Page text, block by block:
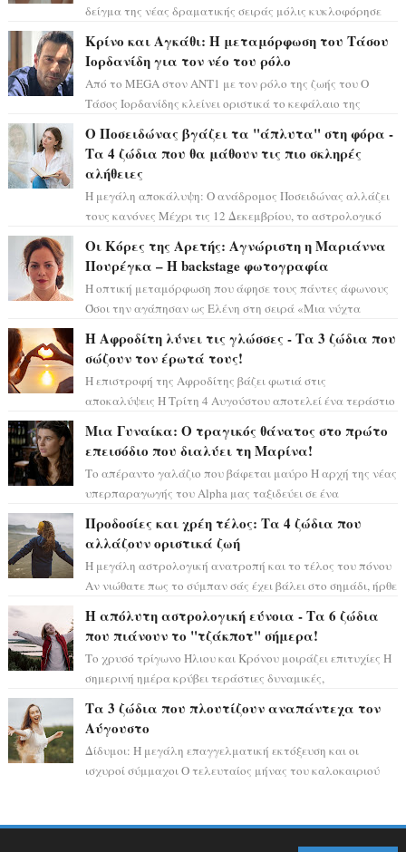
δείγμα της νέας δραματικής σειράς μόλις κυκλοφόρησε
Κρίνο και Αγκάθι: Η μεταμόρφωση του Τάσου
Ιορδανίδη για τον νέο του ρόλο
Από το MEGA στον ΑΝΤ1 με τον ρόλο της ζωής του Ο
Τάσος Ιορδανίδης κλείνει οριστικά το κεφάλαιο της
Ο Ποσειδώνας βγάζει τα "άπλυτα" στη φόρα -
Τα 4 ζώδια που θα μάθουν τις πιο σκληρές
αλήθειες
Η μεγάλη αποκάλυψη: Ο ανάδρομος Ποσειδώνας αλλάζει
τους κανόνες Μέχρι τις 12 Δεκεμβρίου, το αστρολογικό
Οι Κόρες της Αρετής: Αγνώριστη η Μαριάννα
Πουρέγκα – H backstage φωτογραφία
Η οπτική μεταμόρφωση που άφησε τους πάντες άφωνους
Όσοι την αγάπησαν ως Ελένη στη σειρά «Μια νύχτα
Η Αφροδίτη λύνει τις γλώσσες - Τα 3 ζώδια που
σώζουν τον έρωτά τους!
Η επιστροφή της Αφροδίτης βάζει φωτιά στις
αποκαλύψεις Η Τρίτη 4 Αυγούστου αποτελεί ένα τεράστιο
Μια Γυναίκα: Ο τραγικός θάνατος στο πρώτο
επεισόδιο που διαλύει τη Μαρίνα!
Το απέραντο γαλάζιο που βάφεται μαύρο Η αρχή της νέας
υπερπαραγωγής του Alpha μας ταξιδεύει σε ένα
Προδοσίες και χρέη τέλος: Τα 4 ζώδια που
αλλάζουν οριστικά ζωή
Η μεγάλη αστρολογική ανατροπή και το τέλος του πόνου
Αν νιώθατε πως το σύμπαν σάς έχει βάλει στο σημάδι, ήρθε
Η απόλυτη αστρολογική εύνοια - Τα 6 ζώδια
που πιάνουν το "τζάκποτ" σήμερα!
Το χρυσό τρίγωνο Ήλιου και Κρόνου μοιράζει επιτυχίες Η
σημερινή ημέρα κρύβει τεράστιες δυναμικές,
Τα 3 ζώδια που πλουτίζουν αναπάντεχα τον
Αύγουστο
Δίδυμοι: Η μεγάλη επαγγελματική εκτόξευση και οι
ισχυροί σύμμαχοι Ο τελευταίος μήνας του καλοκαιριού